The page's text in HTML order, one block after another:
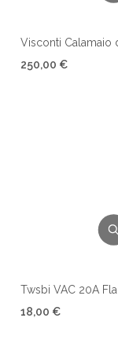
Visconti Calamaio
250,00 €
Twsbi VAC 20A
18,00 €